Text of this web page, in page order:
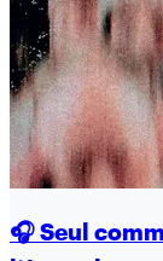
🎧 Seul